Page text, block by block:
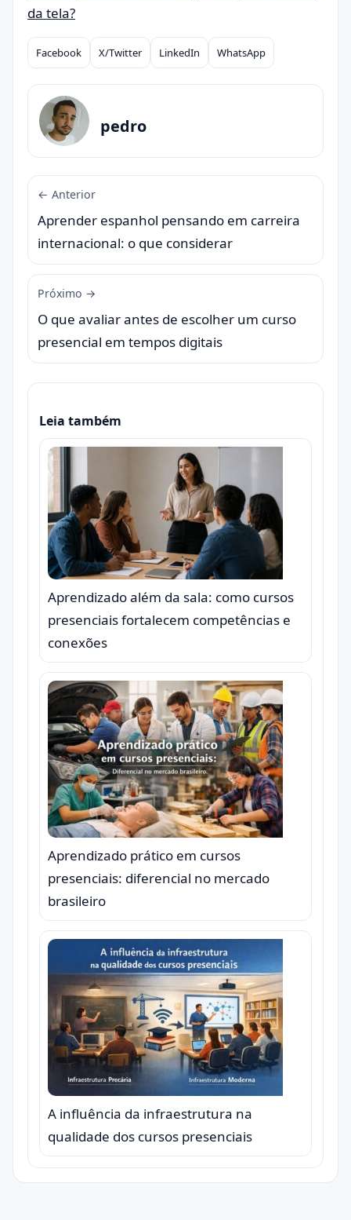
da tela?
Compartilhar
Facebook X/Twitter LinkedIn WhatsApp
pedro
← Anterior
Aprender espanhol pensando em carreira
internacional: o que considerar
Próximo →
O que avaliar antes de escolher um curso
presencial em tempos digitais
Leia também
Aprendizado além da sala: como cursos
presenciais fortalecem competências e
conexões
Aprendizado prático em cursos
presenciais: diferencial no mercado
brasileiro
A influência da infraestrutura na
qualidade dos cursos presenciais